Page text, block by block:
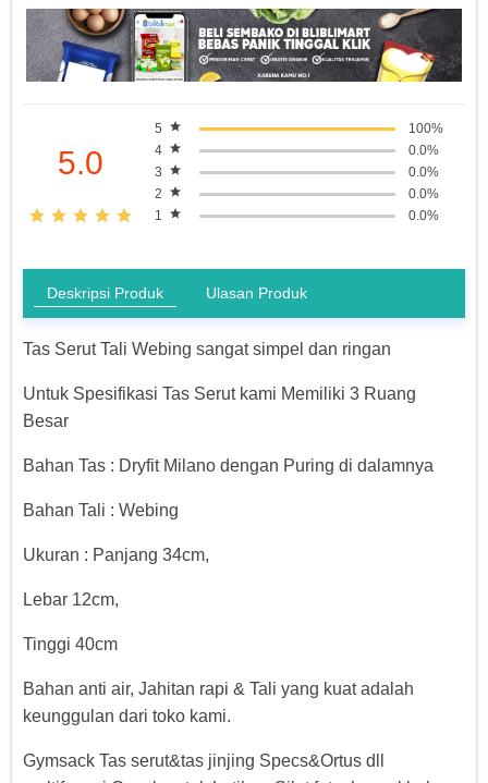
5.0
5
100%
4
0.0%
3
0.0%
2
0.0%
1
0.0%
Deskripsi Produk Ulasan Produk
Tas Serut Tali Webing sangat simpel dan ringan
Untuk Spesifikasi Tas Serut kami Memiliki 3 Ruang
Besar
Bahan Tas : Dryfit Milano dengan Puring di dalamnya
Bahan Tali : Webing
Ukuran : Panjang 34cm,
Lebar 12cm,
Tinggi 40cm
Bahan anti air, Jahitan rapi & Tali yang kuat adalah
keunggulan dari toko kami.
Gymsack Tas serut&tas jinjing Specs&Ortus dll